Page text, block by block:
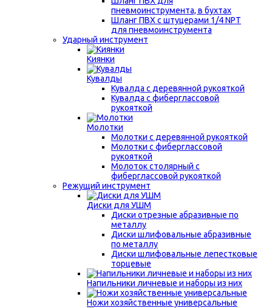
пневмоинструмента, в бухтах
Шланг ПВХ с штуцерами 1/4 NPT
для пневмоинструмента
Ударный инструмент
Киянки
Кувалды
Кувалда с деревянной рукояткой
Кувалда с фиберглассовой
рукояткой
Молотки
Молотки с деревянной рукояткой
Молотки с фиберглассовой
рукояткой
Молоток столярный с
фиберглассовой рукояткой
Режущий инструмент
Диски для УШМ
Диски отрезные абразивные по
металлу
Диски шлифовальные абразивные
по металлу
Диски шлифовальные лепестковые
торцевые
Напильники личневые и наборы из них
Ножи хозяйственные универсальные